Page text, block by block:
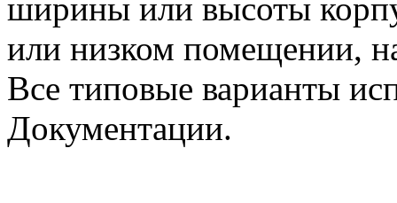
ширины или высоты
или низком помещении,
Все типовые варианты
Документации.